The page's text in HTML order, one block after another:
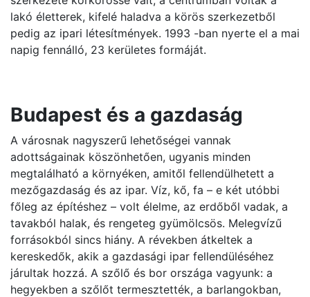
lakó életterek, kifelé haladva a körös szerkezetből
pedig az ipari létesítmények. 1993 -ban nyerte el a mai
napig fennálló, 23 kerületes formáját.
Budapest és a gazdaság
A városnak nagyszerű lehetőségei vannak
adottságainak köszönhetően, ugyanis minden
megtalálható a környéken, amitől fellendülhetett a
mezőgazdaság és az ipar. Víz, kő, fa – e két utóbbi
főleg az építéshez – volt élelme, az erdőből vadak, a
tavakból halak, és rengeteg gyümölcsös. Melegvízű
forrásokból sincs hiány. A révekben átkeltek a
kereskedők, akik a gazdasági ipar fellendüléséhez
járultak hozzá. A szőlő és bor országa vagyunk: a
hegyekben a szőlőt termesztették, a barlangokban,